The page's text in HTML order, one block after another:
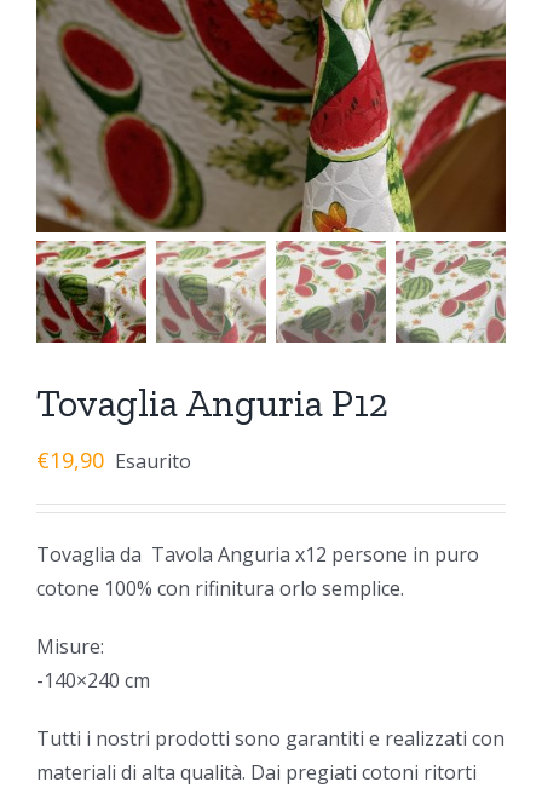
Tovaglia Anguria P12
€19,90 Esaurito
Tovaglia da Tavola Anguria x12 persone in puro
cotone 100% con rifinitura orlo semplice.
Misure:
-140×240 cm
Tutti i nostri prodotti sono garantiti e realizzati con
materiali di alta qualità. Dai pregiati cotoni ritorti